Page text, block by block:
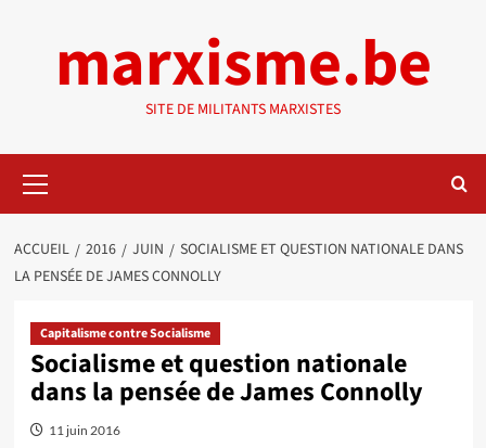
marxisme.be
SITE DE MILITANTS MARXISTES
principal
ACCUEIL 2016 JUIN
SOCIALISME ET QUESTION NATIONALE DANS
LA PENSÉE DE JAMES CONNOLLY
Capitalisme contre Socialisme
Socialisme et question nationale
dans la pensée de James Connolly
11 juin 2016